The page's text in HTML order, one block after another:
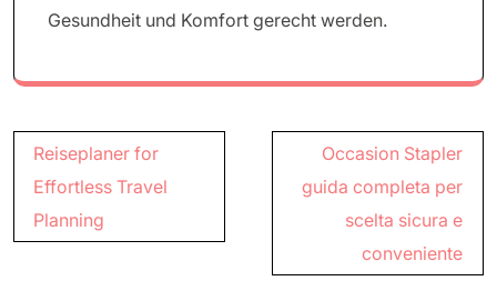
Gesundheit und Komfort gerecht werden.
Post
navigation
Reiseplaner for
Effortless Travel
Planning
Occasion Stapler
guida completa per
scelta sicura e
conveniente